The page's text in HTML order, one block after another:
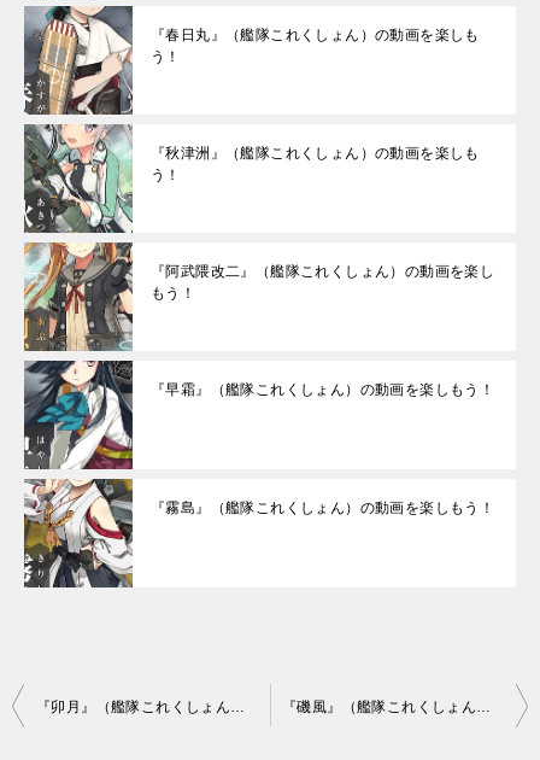
『春日丸』（艦隊これくしょん）の動画を楽しも
う！
『秋津洲』（艦隊これくしょん）の動画を楽しも
う！
『阿武隈改二』（艦隊これくしょん）の動画を楽し
もう！
『早霜』（艦隊これくしょん）の動画を楽しもう！
『霧島』（艦隊これくしょん）の動画を楽しもう！
投